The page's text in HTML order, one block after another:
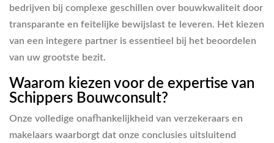
bedrijven bij complexe geschillen over bouwkwaliteit door
transparante en feitelijke bewijslast te leveren. Het kiezen
van een integere partner is essentieel bij het beoordelen
van uw grootste bezit.
Waarom kiezen voor de expertise van
Schippers Bouwconsult?
Onze volledige onafhankelijkheid van verzekeraars en
makelaars waarborgt dat onze conclusies uitsluitend